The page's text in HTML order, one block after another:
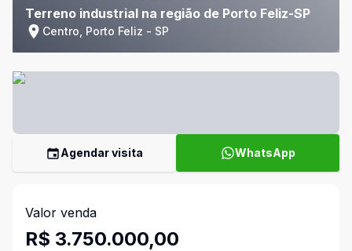
Terreno industrial na região de Porto Feliz-SP
Centro, Porto Feliz - SP
Agendar visita WhatsApp
Valor venda
R$ 3.750.000,00